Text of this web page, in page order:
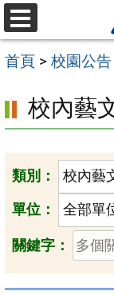
跳
至
主
內
容
區
選
單
首頁 > 校園公告
校內藝
類別：
單位：
關鍵字：